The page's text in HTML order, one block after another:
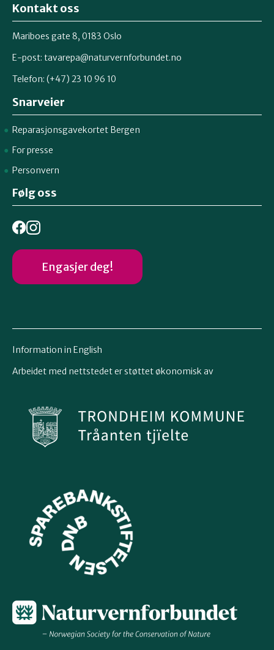
Retten til reparasjon
Kontakt oss
Mariboes gate 8, 0183 Oslo
E-post: tavarepa@naturvernforbundet.no
Telefon: (+47) 23 10 96 10
Snarveier
Reparasjonsgavekortet Bergen
For presse
Personvern
Følg oss
Engasjer deg!
Information in English
Arbeidet med nettstedet er støttet økonomisk av